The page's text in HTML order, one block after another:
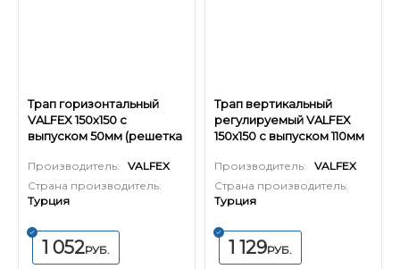
Трап горизонтальный
VALFEX 150х150 с
выпуском 50мм (решетка
стали)
Производитель:
VALFEX
Страна производитель:
Турция
1 052РУБ.
Трап вертикальный
регулируемый VALFEX
150х150 с выпуском 110мм
Производитель:
VALFEX
Страна производитель:
Турция
1 129РУБ.